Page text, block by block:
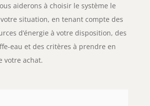
aiderons à choisir le système le
situation, en tenant compte des
d’énergie à votre disposition, des
eau et des critères à prendre en
votre achat.